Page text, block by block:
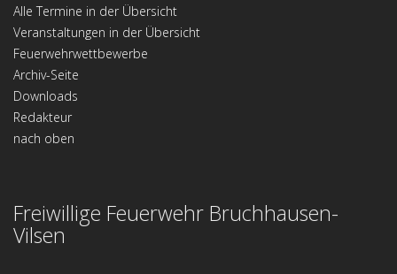
Alle Termine in der Übersicht
Veranstaltungen in der Übersicht
Feuerwehrwettbewerbe
Archiv-Seite
Downloads
Redakteur
nach oben
Freiwillige Feuerwehr Bruchhausen-
Vilsen